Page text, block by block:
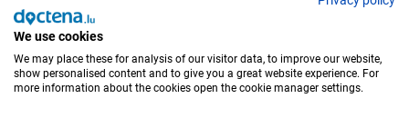
NEEM IN GEVAL VAN NOOD CONTACT OP MET : 112
We use cookies
We may place these for analysis of our visitor data, to improve our website,
show personalised content and to give you a great website experience. For
more information about the cookies open the cookie manager settings.